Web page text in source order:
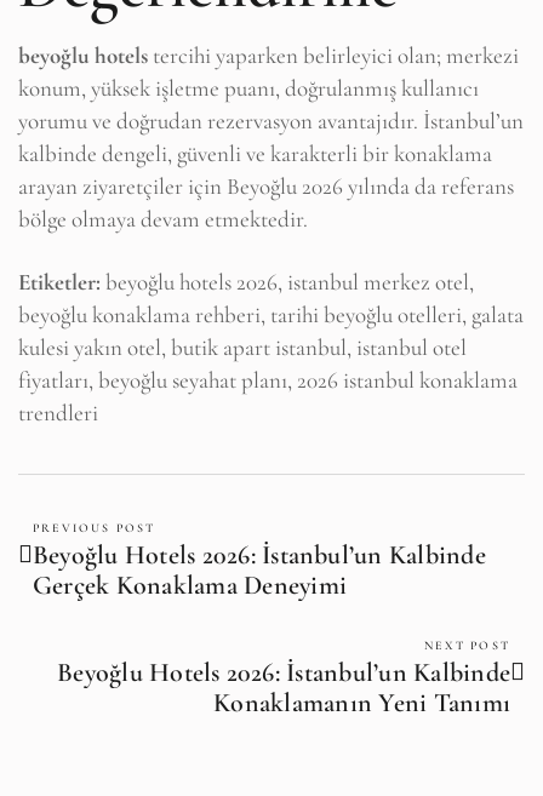
beyoğlu hotels tercihi yaparken belirleyici olan; merkezi
konum, yüksek işletme puanı, doğrulanmış kullanıcı
yorumu ve doğrudan rezervasyon avantajıdır. İstanbul’un
kalbinde dengeli, güvenli ve karakterli bir konaklama
arayan ziyaretçiler için Beyoğlu 2026 yılında da referans
bölge olmaya devam etmektedir.
Etiketler: beyoğlu hotels 2026, istanbul merkez otel,
beyoğlu konaklama rehberi, tarihi beyoğlu otelleri, galata
kulesi yakın otel, butik apart istanbul, istanbul otel
fiyatları, beyoğlu seyahat planı, 2026 istanbul konaklama
trendleri
PREVIOUS POST
Beyoğlu Hotels 2026: İstanbul’un Kalbinde
Gerçek Konaklama Deneyimi
NEXT POST
Beyoğlu Hotels 2026: İstanbul’un Kalbinde
Konaklamanın Yeni Tanımı